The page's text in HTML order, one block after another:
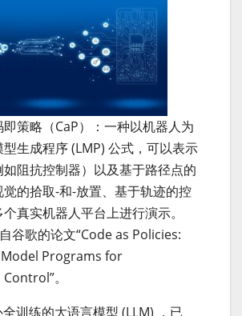
策略（CaP）：一种以机器人为
生成程序 (LMP) 公式，可以表示
阻抗控制器）以及基于路径点的
的拾取-和-放置、基于轨迹的控
真实机器人平台上进行演示。
谷歌的论文“Code as Policies:
Programs for
。
训练的大语言模型 (LLM) ，已